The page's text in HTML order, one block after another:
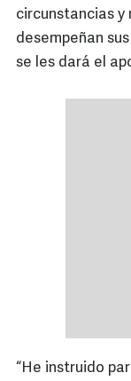
circunstancias y
desempeñan
se les dará el
“He instruido